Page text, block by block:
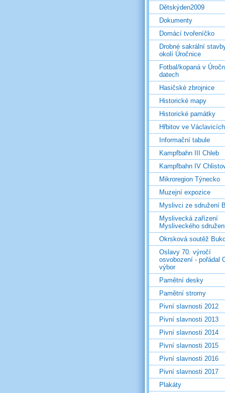
Dětskýden2009
Dokumenty
Domácí tvořeníčko
Drobné sakrální
okolí Úročnice
Fotbal/kopaná v
datech
Hasičské zbrojnice
Historické mapy
Historické památky
Hřbitov ve Václavicích
Informační tabule
Kampfbahn III Chleb
Kampfbahn IV
Mikroregion Týnecko
Muzejní expozice
Myslivci ze sdružení
Myslivecká zařízení
Mysliveckého
Okrsková soutěž
Oslavy 70. výročí
osvobození - pořádal
výbor
Pamětní desky
Pamětní stromy
Pivní slavnosti 2012
Pivní slavnosti 2013
Pivní slavnosti 2014
Pivní slavnosti 2015
Pivní slavnosti 2016
Pivní slavnosti 2017
Plakáty